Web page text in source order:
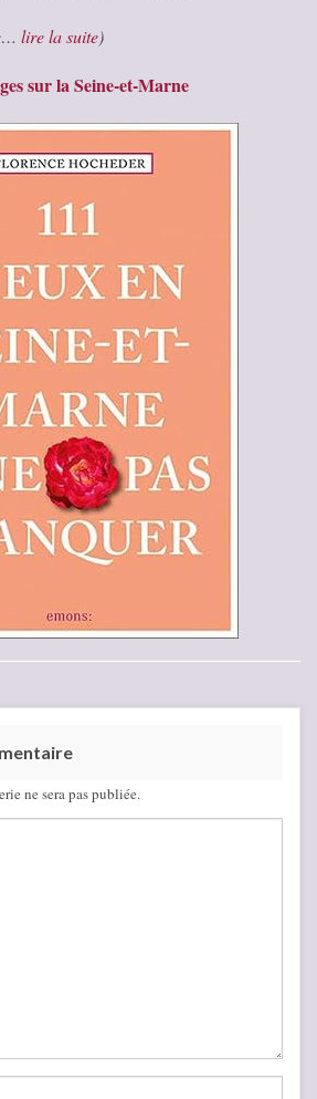
lire la suite)
sur la Seine-et-Marne
ne sera pas publiée.